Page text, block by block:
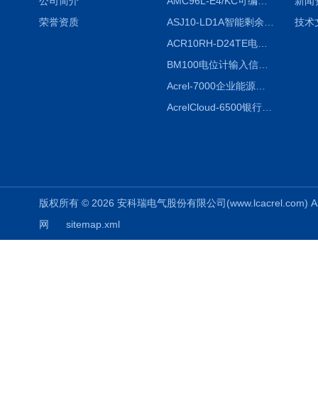
荣誉资质
ACR10RH-D24TE电力仪表外置开口式互感器
BM100电位计输入信号隔离器
Acrel-7000企业能源管控平台
AcrelCloud-6500银行业安全用电能耗云平台
技术
版权所有 © 2026 安科瑞电气股份有限公司
网
sitemap.xml